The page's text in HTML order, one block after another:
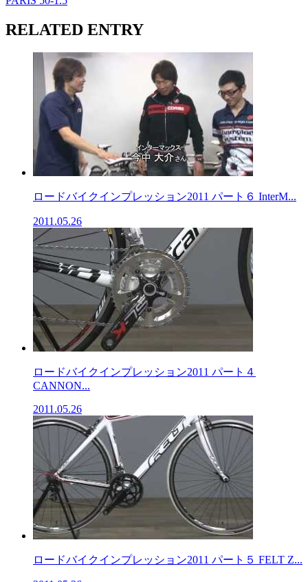
RELATED ENTRY
ロードバイクインプレッション2011 パート６ InterM...
2011.05.26
ロードバイクインプレッション2011 パート４
CANNON...
2011.05.26
ロードバイクインプレッション2011 パート５ FELT Z...